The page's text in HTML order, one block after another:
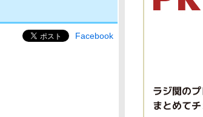
Facebook